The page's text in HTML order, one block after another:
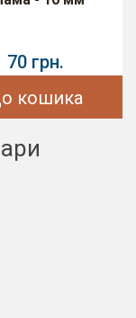
70 грн.
кошика